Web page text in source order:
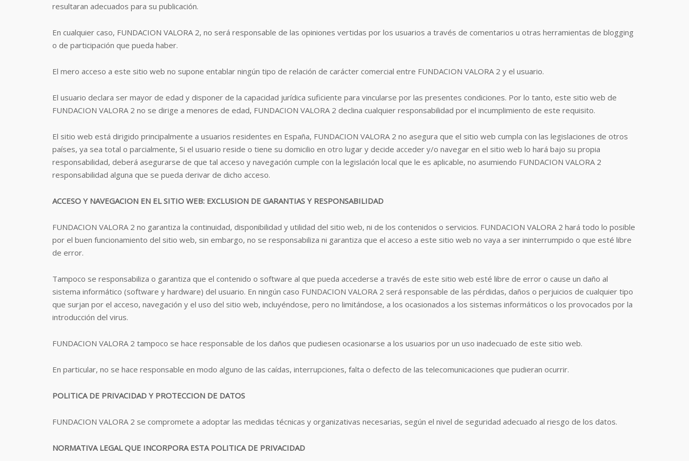
resultaran adecuados para su publicación.
En cualquier caso, FUNDACION VALORA 2, no será responsable de las opiniones vertidas por los usuarios a través de comentarios u otras herramientas de blogging
o de participación que pueda haber.
El mero acceso a este sitio web no supone entablar ningún tipo de relación de carácter comercial entre FUNDACION VALORA 2 y el usuario.
El usuario declara ser mayor de edad y disponer de la capacidad jurídica suficiente para vincularse por las presentes condiciones. Por lo tanto, este sitio web de
FUNDACION VALORA 2 no se dirige a menores de edad, FUNDACION VALORA 2 declina cualquier responsabilidad por el incumplimiento de este requisito.
El sitio web está dirigido principalmente a usuarios residentes en España, FUNDACION VALORA 2 no asegura que el sitio web cumpla con las legislaciones de otros
países, ya sea total o parcialmente, Si el usuario reside o tiene su domicilio en otro lugar y decide acceder y/o navegar en el sitio web lo hará bajo su propia
responsabilidad, deberá asegurarse de que tal acceso y navegación cumple con la legislación local que le es aplicable, no asumiendo FUNDACION VALORA 2
responsabilidad alguna que se pueda derivar de dicho acceso.
ACCESO Y NAVEGACION EN EL SITIO WEB: EXCLUSION DE GARANTIAS Y RESPONSABILIDAD
FUNDACION VALORA 2 no garantiza la continuidad, disponibilidad y utilidad del sitio web, ni de los contenidos o servicios. FUNDACION VALORA 2 hará todo lo posible
por el buen funcionamiento del sitio web, sin embargo, no se responsabiliza ni garantiza que el acceso a este sitio web no vaya a ser ininterrumpido o que esté libre
de error.
Tampoco se responsabiliza o garantiza que el contenido o software al que pueda accederse a través de este sitio web esté libre de error o cause un daño al
sistema informático (software y hardware) del usuario. En ningún caso FUNDACION VALORA 2 será responsable de las pérdidas, daños o perjuicios de cualquier tipo
que surjan por el acceso, navegación y el uso del sitio web, incluyéndose, pero no limitándose, a los ocasionados a los sistemas informáticos o los provocados por la
introducción del virus.
FUNDACION VALORA 2 tampoco se hace responsable de los daños que pudiesen ocasionarse a los usuarios por un uso inadecuado de este sitio web.
En particular, no se hace responsable en modo alguno de las caídas, interrupciones, falta o defecto de las telecomunicaciones que pudieran ocurrir.
POLITICA DE PRIVACIDAD Y PROTECCION DE DATOS
FUNDACION VALORA 2 se compromete a adoptar las medidas técnicas y organizativas necesarias, según el nivel de seguridad adecuado al riesgo de los datos.
NORMATIVA LEGAL QUE INCORPORA ESTA POLITICA DE PRIVACIDAD